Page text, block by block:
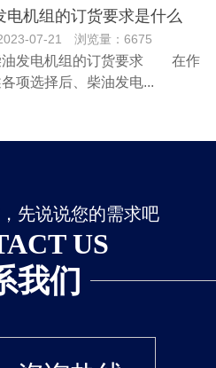
电机组的订货要求是什么
07-21 浏览量：6675
电机组的订货要求 在作
项选择后、柴油发电...
先说说您的需求吧
US
我们